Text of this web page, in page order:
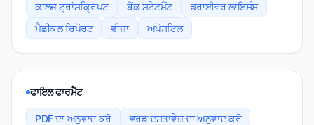
ਕਾਲਜ ਟ੍ਰਾਂਸਕ੍ਰਿਪਟ
ਬੈਂਕ ਸਟੇਟਮੈਂਟ
ਡਰਾਈਵਰ ਲਾਇਸੰਸ
ਮੈਡੀਕਲ ਰਿਪੋਰਟ
ਵੀਜ਼ਾ ਅਪੋਸਟਿਲ
ਫਾਇਲ ਫਾਰਮੈਟ
PDF ਦਾ ਅਨੁਵਾਦ ਕਰੋ
ਵਰਡ ਦਸਤਾਵੇਜ਼ ਦਾ ਅਨੁਵਾਦ ਕਰੋ